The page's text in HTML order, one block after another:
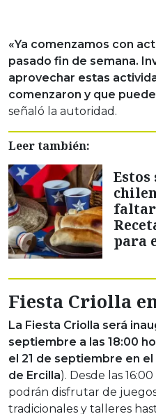
«Ya comenzamos con
pasado fin de semana.
aprovechar estas
comenzaron y que
señaló la autoridad.
Leer también:
Estos
faltar
para
Fiesta Criolla
La Fiesta Criolla será
septiembre a las 18:00
el 21 de septiembre en
de Ercilla). Desde las
podrán disfrutar de
tradicionales y talleres